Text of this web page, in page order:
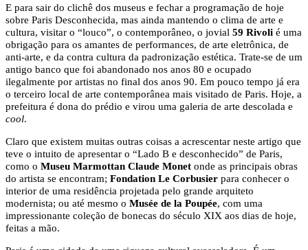
E para sair do clichê dos museus e fechar a programação de hoje
sobre Paris Desconhecida, mas ainda mantendo o clima de arte e
cultura, visitar o “louco”, o contemporâneo, o jovial 59 Rivoli é uma
obrigação para os amantes de performances, de arte eletrônica, de
anti-arte, e da contra cultura da padronização estética. Trate-se de um
antigo banco que foi abandonado nos anos 80 e ocupado
ilegalmente por artistas no final dos anos 90. Em pouco tempo já era
o terceiro local de arte contemporânea mais visitado de Paris. Hoje, a
prefeitura é dona do prédio e virou uma galeria de arte descolada e
cool.
Claro que existem muitas outras coisas a acrescentar neste artigo que
teve o intuito de apresentar o “Lado B e desconhecido” de Paris,
como o Museu Marmottan Claude Monet onde as principais obras
do artista se encontram; Fondation Le Corbusier para conhecer o
interior de uma residência projetada pelo grande arquiteto
modernista; ou até mesmo o Musée de la Poupée, com uma
impressionante coleção de bonecas do século XIX aos dias de hoje,
feitas a mão.